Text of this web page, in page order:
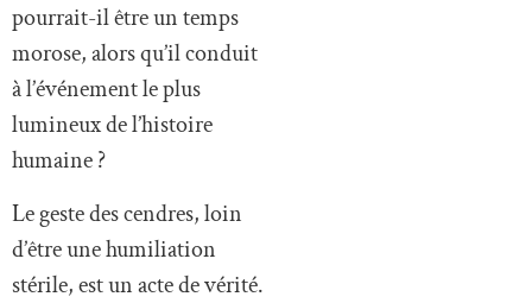
pourrait-il être un temps
morose, alors qu’il conduit
à l’événement le plus
lumineux de l’histoire
humaine ?
Le geste des cendres, loin
d’être une humiliation
stérile, est un acte de vérité.